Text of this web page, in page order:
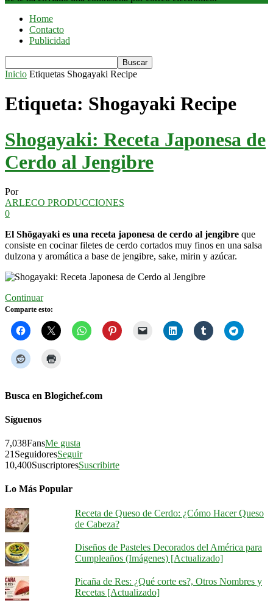
Home
Contacto
Publicidad
Inicio Etiquetas Shogayaki Recipe
Etiqueta: Shogayaki Recipe
Shogayaki: Receta Japonesa de
Cerdo al Jengibre
Por
ARLECO PRODUCCIONES
0
El Shōgayaki es una receta japonesa de cerdo al jengibre que
consiste en cocinar filetes de cerdo cortados muy finos en una salsa
dulzona y aromática a base de jengibre, sake, mirin y azúcar.
Continuar
Comparte esto:
Busca en Blogichef.com
Síguenos
7,038FansMe gusta
21 SeguidoresSeguir
10,400SuscriptoresSuscribirte
Lo Más Popular
Receta de Queso de Cerdo: ¿Cómo Hacer Queso
de Cabeza?
Diseños de Pasteles Decorados del América para
Cumpleaños (Imágenes) [Actualizado]
Picaña de Res: ¿Qué corte es?, Otros Nombres y
Recetas [Actualizado]